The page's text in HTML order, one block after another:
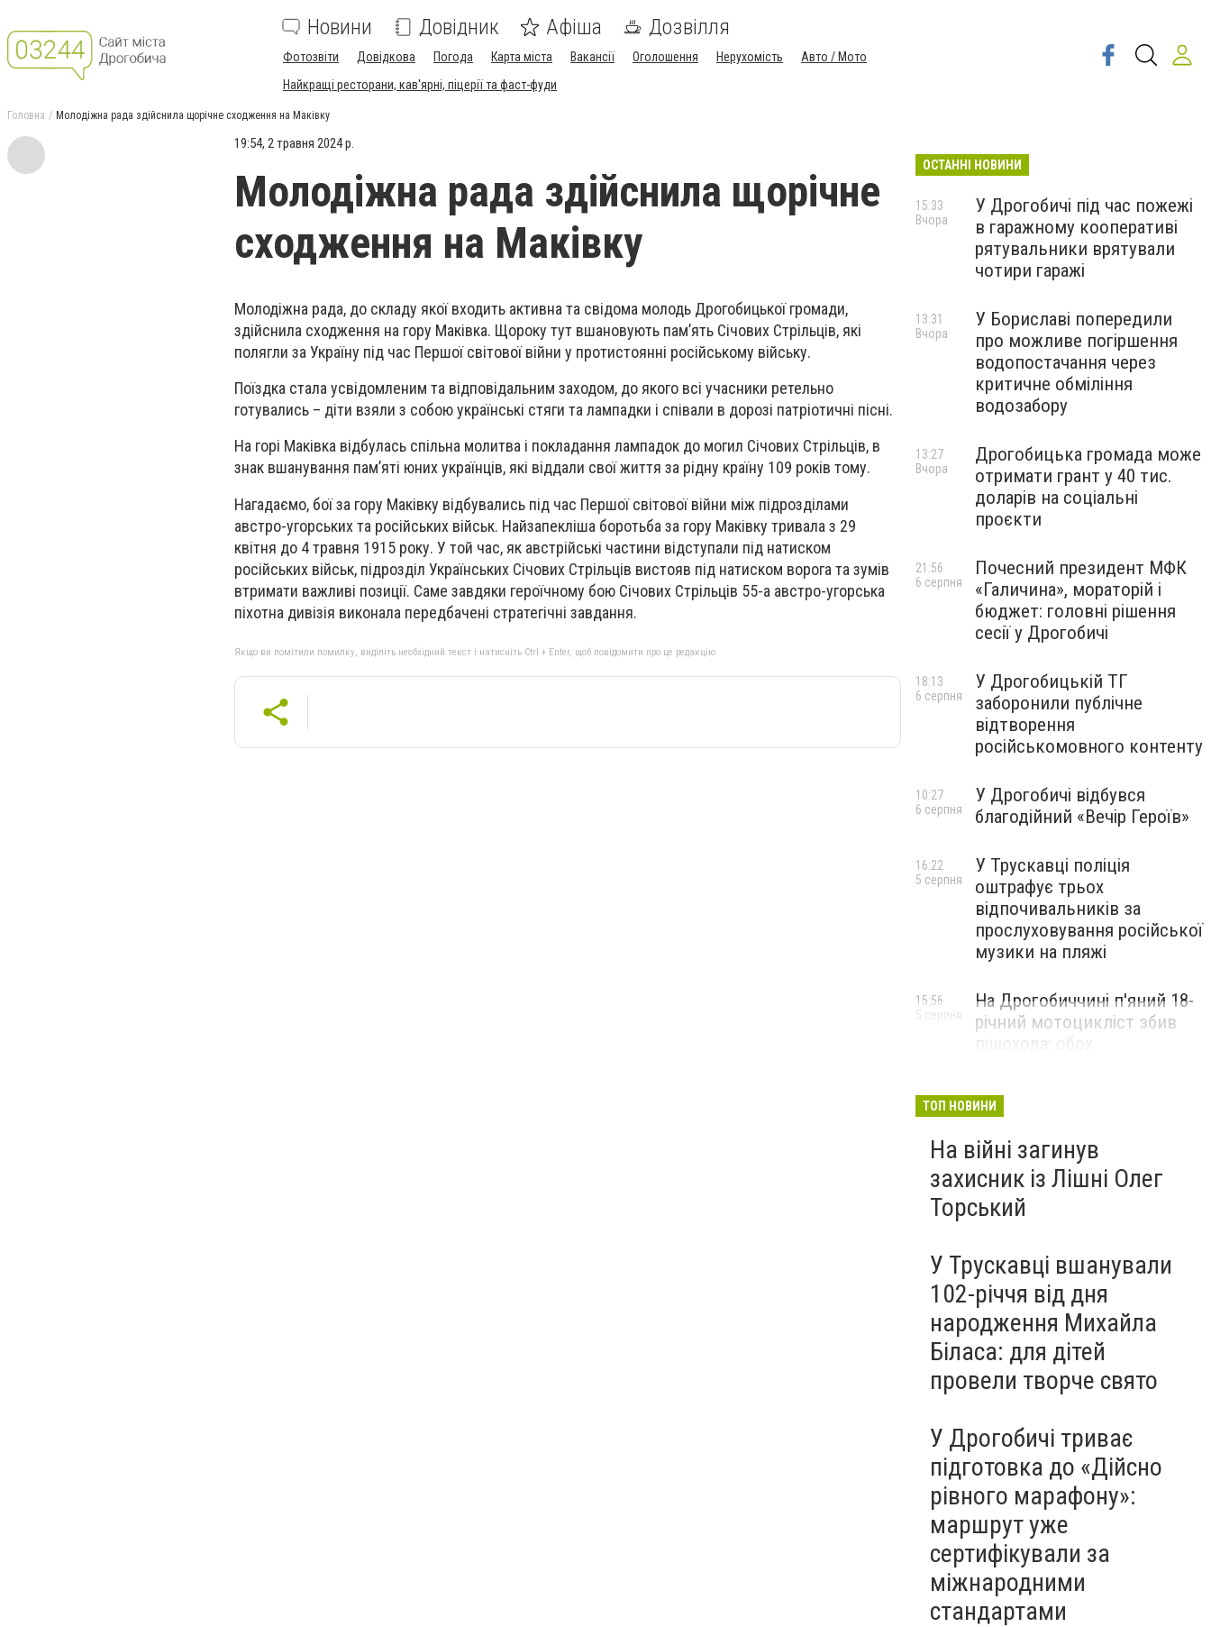
Новини Довідник Афіша Дозвілля
Фотозвіти Довідкова Погода Карта міста Вакансії Оголошення Нерухомість
Авто / Мото
Найкращі ресторани, кав'ярні, піцерії та фаст-фуди
Головна Молодіжна рада здійснила щорічне сходження на Маківку
19:54, 2 травня 2024 р.
Молодіжна рада здійснила щорічне
сходження на Маківку
Молодіжна рада, до складу якої входить активна та свідома молодь Дрогобицької громади,
здійснила сходження на гору Маківка. Щороку тут вшановують пам’ять Січових Стрільців, які
полягли за Україну під час Першої світової війни у протистоянні російському війську.
Поїздка стала усвідомленим та відповідальним заходом, до якого всі учасники ретельно
готувались – діти взяли з собою українські стяги та лампадки і співали в дорозі патріотичні пісні.
На горі Маківка відбулась спільна молитва і покладання лампадок до могил Січових Стрільців, в
знак вшанування пам’яті юних українців, які віддали свої життя за рідну країну 109 років тому.
Нагадаємо, бої за гору Маківку відбувались під час Першої світової війни між підрозділами
австро-угорських та російських військ. Найзапекліша боротьба за гору Маківку тривала з 29
квітня до 4 травня 1915 року. У той час, як австрійські частини відступали під натиском
російських військ, підрозділ Українських Січових Стрільців вистояв під натиском ворога та зумів
втримати важливі позиції. Саме завдяки героїчному бою Січових Стрільців 55-а австро-угорська
піхотна дивізія виконала передбачені стратегічні завдання.
Якщо ви помітили помилку, виділіть необхідний текст і натисніть Ctrl + Enter, щоб повідомити про це редакцію
ОСТАННІ НОВИНИ
У Дрогобичі під час пожежі
в гаражному кооперативі
рятувальники врятували
чотири гаражі
15:33
Вчора
У Бориславі попередили
про можливе погіршення
водопостачання через
критичне обміління
водозабору
13:31
Вчора
Дрогобицька громада може
отримати грант у 40 тис.
доларів на соціальні
проєкти
13:27
Вчора
Почесний президент МФК
«Галичина», мораторій і
бюджет: головні рішення
сесії у Дрогобичі
21:56
6 серпня
У Дрогобицькій ТГ
заборонили публічне
відтворення
російськомовного контенту
18:13
6 серпня
У Дрогобичі відбувся
благодійний «Вечір Героїв»
10:27
6 серпня
У Трускавці поліція
оштрафує трьох
відпочивальників за
прослуховування російської
музики на пляжі
16:22
5 серпня
На Дрогобиччині п'яний 18-
річний мотоцикліст збив
пішохода: обох
15:56
5 серпня
ТОП НОВИНИ
На війні загинув
захисник із Лішні Олег
Торський
У Трускавці вшанували
102-річчя від дня
народження Михайла
Біласа: для дітей
провели творче свято
У Дрогобичі триває
підготовка до «Дійсно
рівного марафону»:
маршрут уже
сертифікували за
міжнародними
стандартами